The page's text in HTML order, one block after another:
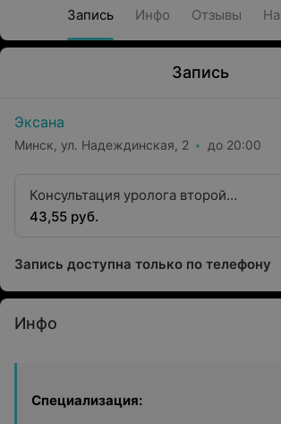
Запись Инфо Отзывы
Запись
Эксана
Минск, ул. Надеждинская, 2 до 20:00
Консультация уролога второй
квалификационной категории
43,55 руб.
Запись доступна только по телефону
Инфо
Специализация: